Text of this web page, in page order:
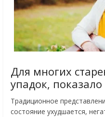
Для многих
упадок,
Традиционное
состояние ухудшается,